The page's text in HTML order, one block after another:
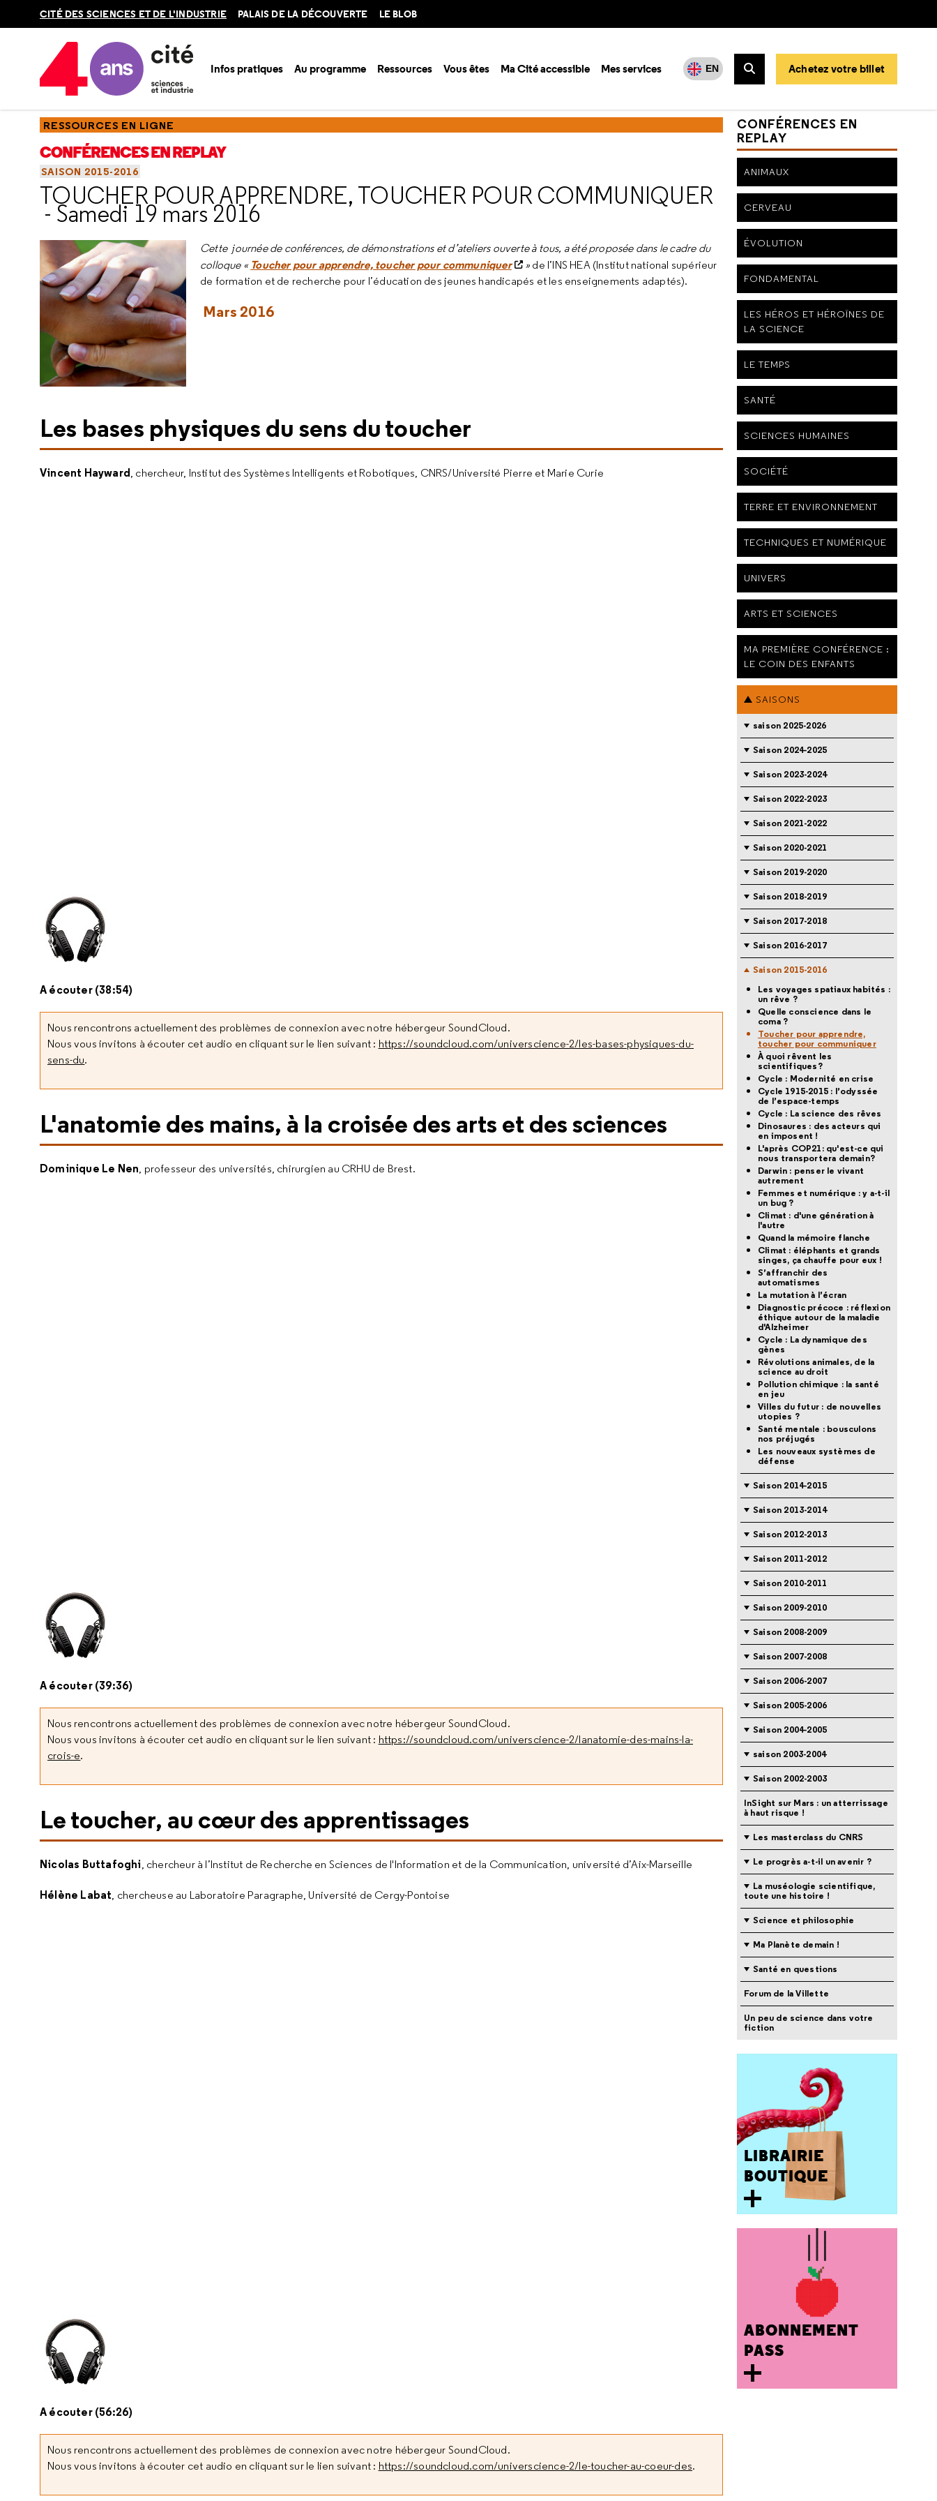
CITÉ DES SCIENCES ET DE L'INDUSTRIE PALAIS DE LA DÉCOUVERTE LE BLOB
Infos pratiques Au programme Ressources Vous êtes Ma Cité accessible Mes services EN
Rechercher
Achetez votre billet
Accueil Ressources
RESSOURCES EN LIGNE
CONFÉRENCES EN REPLAY
SAISON 2015-2016
TOUCHER POUR APPRENDRE, TOUCHER POUR COMMUNIQUER
- Samedi 19 mars 2016
Cette journée de conférences, de démonstrations et d’ateliers ouverte à tous, a été proposée dans le cadre du
colloque « Toucher pour apprendre, toucher pour communiquer » de l’INS HEA (Institut national supérieur
de formation et de recherche pour l’éducation des jeunes handicapés et les enseignements adaptés).
Mars 2016
Les bases physiques du sens du toucher
Vincent Hayward, chercheur, Institut des Systèmes Intelligents et Robotiques, CNRS/Université Pierre et Marie Curie
A écouter (38:54)
Nous rencontrons actuellement des problèmes de connexion avec notre hébergeur SoundCloud.
Nous vous invitons à écouter cet audio en cliquant sur le lien suivant : https://soundcloud.com/universcience-2/les-bases-physiques-du-
sens-du.
L'anatomie des mains, à la croisée des arts et des sciences
Dominique Le Nen, professeur des universités, chirurgien au CRHU de Brest.
A écouter (39:36)
Nous rencontrons actuellement des problèmes de connexion avec notre hébergeur SoundCloud.
Nous vous invitons à écouter cet audio en cliquant sur le lien suivant : https://soundcloud.com/universcience-2/lanatomie-des-mains-la-
crois-e.
Le toucher, au cœur des apprentissages
Nicolas Buttafoghi, chercheur à l’Institut de Recherche en Sciences de l'Information et de la Communication, université d’Aix-Marseille
Hélène Labat, chercheuse au Laboratoire Paragraphe, Université de Cergy-Pontoise
A écouter (56:26)
Nous rencontrons actuellement des problèmes de connexion avec notre hébergeur SoundCloud.
Nous vous invitons à écouter cet audio en cliquant sur le lien suivant : https://soundcloud.com/universcience-2/le-toucher-au-coeur-des.
CONFÉRENCES EN
REPLAY
ANIMAUX
CERVEAU
ÉVOLUTION
FONDAMENTAL
LES HÉROS ET HÉROÏNES DE
LA SCIENCE
LE TEMPS
SANTÉ
SCIENCES HUMAINES
SOCIÉTÉ
TERRE ET ENVIRONNEMENT
TECHNIQUES ET NUMÉRIQUE
UNIVERS
ARTS ET SCIENCES
MA PREMIÈRE CONFÉRENCE :
LE COIN DES ENFANTS
SAISONS
saison 2025-2026
Saison 2024-2025
Saison 2023-2024
Saison 2022-2023
Saison 2021-2022
Saison 2020-2021
Saison 2019-2020
Saison 2018-2019
Saison 2017-2018
Saison 2016-2017
Saison 2015-2016
Les voyages spatiaux habités :
un rêve ?
Quelle conscience dans le
coma ?
Toucher pour apprendre,
toucher pour communiquer
À quoi rêvent les
scientifiques?
Cycle : Modernité en crise
Cycle 1915-2015 : l’odyssée
de l’espace-temps
Cycle : La science des rêves
Dinosaures : des acteurs qui
en imposent !
L'après COP21: qu'est-ce qui
nous transportera demain?
Darwin : penser le vivant
autrement
Femmes et numérique : y a-t-il
un bug ?
Climat : d'une génération à
l'autre
Quand la mémoire flanche
Climat : éléphants et grands
singes, ça chauffe pour eux !
S’affranchir des
automatismes
La mutation à l’écran
Diagnostic précoce : réflexion
éthique autour de la maladie
d'Alzheimer
Cycle : La dynamique des
gènes
Révolutions animales, de la
science au droit
Pollution chimique : la santé
en jeu
Villes du futur : de nouvelles
utopies ?
Santé mentale : bousculons
nos préjugés
Les nouveaux systèmes de
défense
Saison 2014-2015
Saison 2013-2014
Saison 2012-2013
Saison 2011-2012
Saison 2010-2011
Saison 2009-2010
Saison 2008-2009
Saison 2007-2008
Saison 2006-2007
Saison 2005-2006
Saison 2004-2005
saison 2003-2004
Saison 2002-2003
InSight sur Mars : un atterrissage
à haut risque !
Les masterclass du CNRS
Le progrès a-t-il un avenir ?
La muséologie scientifique,
toute une histoire !
Science et philosophie
Ma Planète demain !
Santé en questions
Forum de la Villette
Un peu de science dans votre
fiction
LIBRAIRIE
BOUTIQUE
ABONNEMENT
PASS